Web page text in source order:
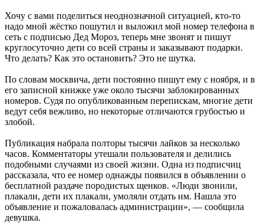
Хочу с вами поделиться неоднозначной ситуацией, кто-то
надо мной жёстко пошутил и выложил мой номер телефона в
сеть с подписью Дед Мороз, теперь мне звонят и пишут
круглосуточно дети со всей страны и заказывают подарки.
Что делать? Как это остановить? Это не шутка.
По словам москвича, дети постоянно пишут ему с ноября, и в
его записной книжке уже около тысячи заблокированных
номеров. Судя по опубликованным перепискам, многие дети
ведут себя вежливо, но некоторые отличаются грубостью и
злобой.
Публикация набрала полторы тысячи лайков за несколько
часов. Комментаторы утешали пользователя и делились
подобными случаями из своей жизни. Одна из подписчиц
рассказала, что ее номер однажды появился в объявлении о
бесплатной раздаче породистых щенков. «Люди звонили,
плакали, дети их плакали, умоляли отдать им. Нашла это
объявление и пожаловалась администрации», — сообщила
девушка.